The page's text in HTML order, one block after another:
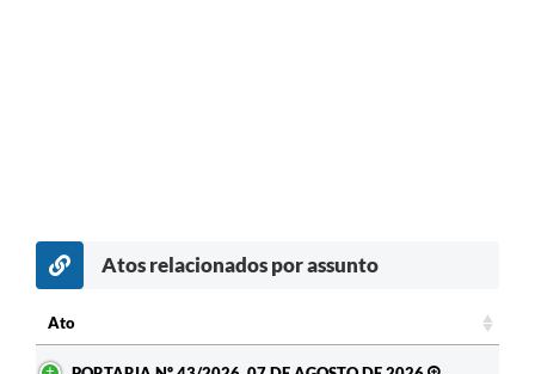
Atos relacionados por assunto
Ato